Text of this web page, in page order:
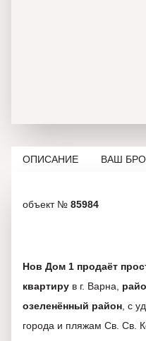
ОПИСАНИЕ ВАШ
объект № 85984
Нов Дом 1 продаёт
квартиру в г. Варна,
озеленённый район , с
города и пляжам Св. Св.